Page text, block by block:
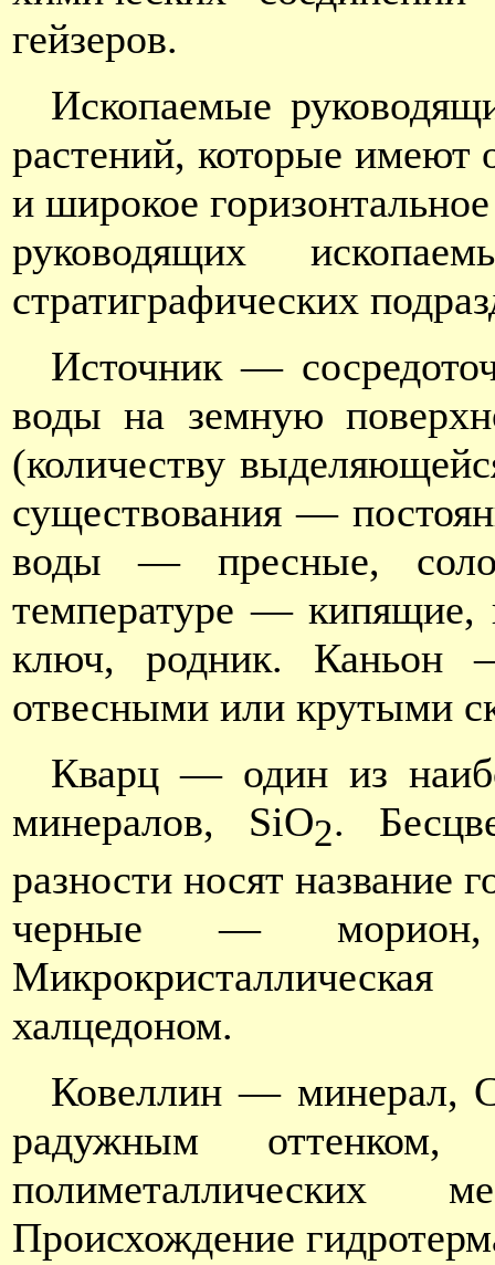
гейзеров.
Ископаемые
растений, которые имеют
и широкое
руководящих
стратиграфических
Источник —
воды на земную
(количеству
существования —
воды — пресные,
температуре — кипящие,
ключ, родник. Каньон
отвесными или крутыми
Кварц — один из
минералов, SiO2.
разности носят название
черные — морион,
халцедоном.
Ковеллин — минерал,
радужным
Происхождение